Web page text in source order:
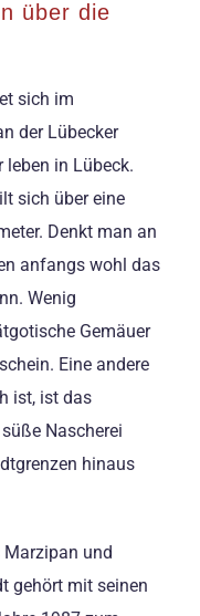
über die
sich im
der Lübecker
leben in Lübeck.
sich über eine
Denkt man an
anfangs wohl das
Wenig
Gemäuer
Eine andere
ist, ist das
Nascherei
hinaus
Marzipan und
gehört mit seinen